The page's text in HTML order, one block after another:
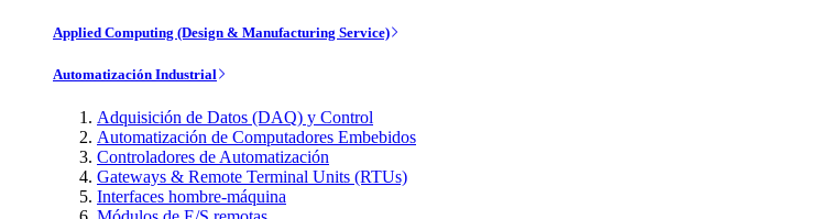
Applied Computing (Design & Manufacturing Service)
Automatización Industrial
Adquisición de Datos (DAQ) y Control
Automatización de Computadores Embebidos
Controladores de Automatización
Gateways & Remote Terminal Units (RTUs)
Interfaces hombre-máquina